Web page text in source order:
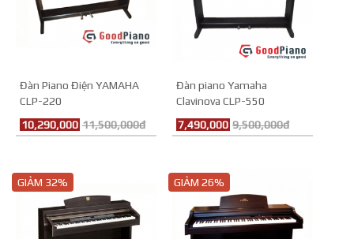
Đàn Piano Điện YAMAHA
CLP-220
10,290,000 11,500,000đ
Đàn piano Yamaha
Clavinova CLP-550
7,490,000 9,500,000đ
GIẢM 32% GIẢM 26%